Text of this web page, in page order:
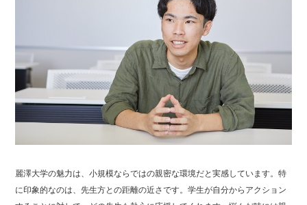
麗澤大学の魅力は、小規模ならではの親密な環境だと実感しています。特
に印象的なのは、先生方との距離の近さです。学生が自分からアクション